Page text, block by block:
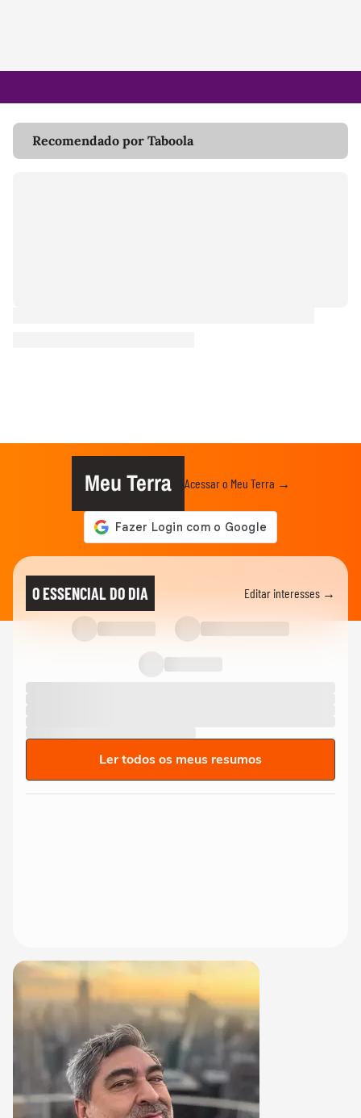
Recomendado por Taboola
Meu Terra Acessar o Meu Terra →
O ESSENCIAL DO DIA Editar interesses →
Ler todos os meus resumos